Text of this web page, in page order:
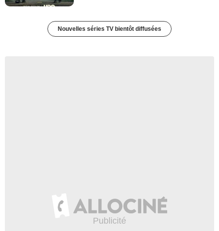
Nouvelles séries TV bientôt diffusées